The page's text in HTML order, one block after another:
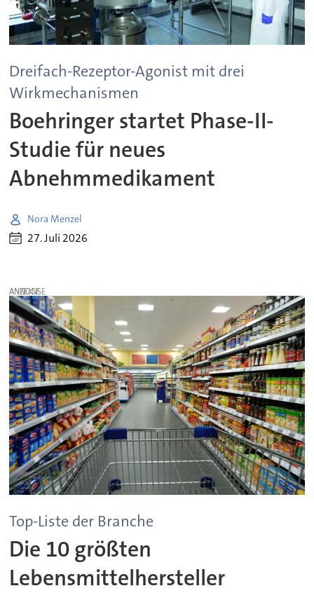
Dreifach-Rezeptor-Agonist mit drei
Wirkmechanismen
Boehringer startet Phase-II-
Studie für neues
Abnehmmedikament
Nora Menzel
27. Juli 2026
ANZEIGE
Top-Liste der Branche
Die 10 größten
Lebensmittelhersteller